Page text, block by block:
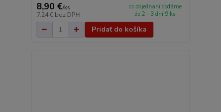
8,90 €/ks
7,24 € bez DPH
po objednaní dodáme
do 2 - 3 dní 9 ks
Pridať do košíka